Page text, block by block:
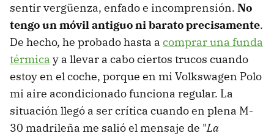
sentir vergüenza, enfado e incomprensión. No
tengo un móvil antiguo ni barato precisamente.
De hecho, he probado hasta a comprar una funda
térmica y a llevar a cabo ciertos trucos cuando
estoy en el coche, porque en mi Volkswagen Polo
mi aire acondicionado funciona regular. La
situación llegó a ser crítica cuando en plena M-
30 madrileña me salió el mensaje de "La